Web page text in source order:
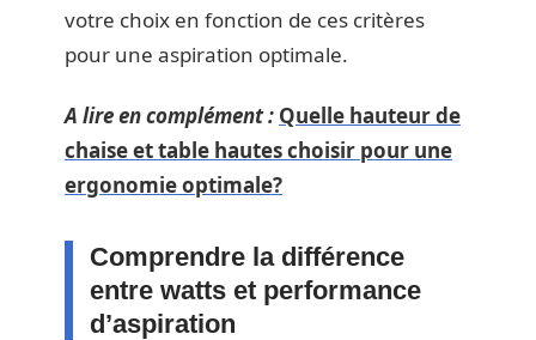
votre choix en fonction de ces critères
pour une aspiration optimale.
A lire en complément : Quelle hauteur de
chaise et table hautes choisir pour une
ergonomie optimale?
Comprendre la différence
entre watts et performance
d’aspiration